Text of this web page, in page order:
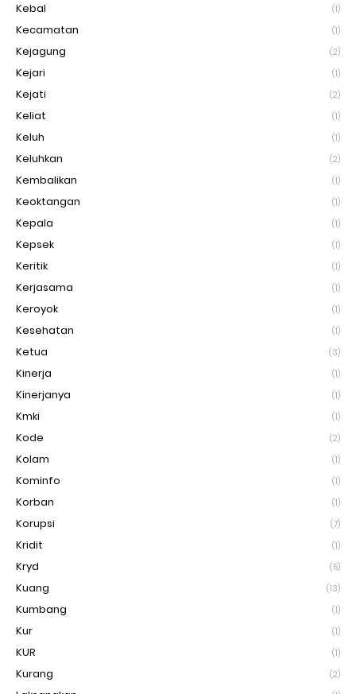
Kebal (1)
Kecamatan (1)
Kejagung (2)
Kejari (1)
Kejati (2)
Keliat (1)
Keluh (1)
Keluhkan (2)
Kembalikan (1)
Keoktangan (1)
Kepala (1)
Kepsek (1)
Keritik (1)
Kerjasama (1)
Keroyok (1)
Kesehatan (1)
Ketua (3)
Kinerja (1)
Kinerjanya (1)
Kmki (1)
Kode (2)
Kolam (1)
Kominfo (1)
Korban (1)
Korupsi (7)
Kridit (1)
Kryd (5)
Kuang (13)
Kumbang (1)
Kur (1)
KUR (1)
Kurang (2)